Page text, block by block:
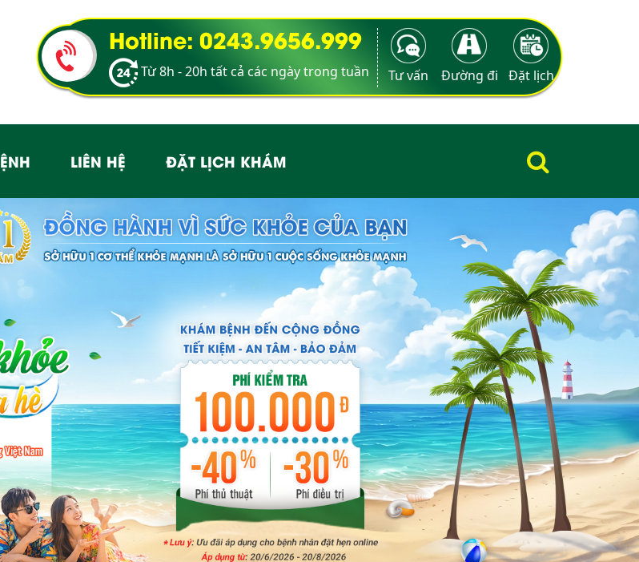
Hotline: 0243.9656.999
Từ 8h - 20h tất cả các ngày trong tuần Tư vấn Đường đi Đặt lịch
LIÊN HỆ ĐẶT LỊCH KHÁM